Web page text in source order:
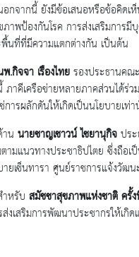
กจากนี้ ยังมีข้อเสนอหรือข้อคิดเ
ภาพป้องกันโรค การส่งเสริมกา
นที่ที่มีความแตกต่างกัน เป็นต้น
.กิจจา เรืองไทยรองประธานคณ
าคีเครือข่ายหลายภาคส่วนได้ร่
การผลักดันให้เกิดเป็นนโยบายเ
น นายชาญเชาวน์ ไชยานุกิจปร
ามแนวทางประชาธิปไตย ซึ่งถือ
ายเซ็นทารา ศูนย์ราชการแจ้งวัฒ
หรับ สมัชชาสุขภาพแห่งชาติ ครั้
งเสริมการพัฒนาประชากรให้เกิ